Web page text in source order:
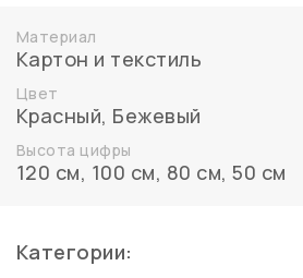
Материал
Картон и текстиль
Цвет
Красный, Бежевый
Высота цифры
120 см, 100 см, 80 см,50 см
Категории: